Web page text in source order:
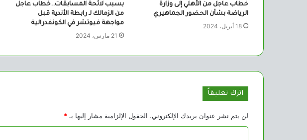
خطاب عاجل من الأهلي إلى وزارة
الرياضة بشأن الحضور الجماهيري
18 أبريل، 2024
بسبب لائحة المسابقات..خطاب عاجل
من الزمالك لـ رابطة الأندية قبل
مواجهة فيوتشر في الكونفدرالية
21 مارس، 2024
اترك تعليقاً
لن يتم نشر عنوان بريدك الإلكتروني. الحقول الإلزامية مشار إليها بـ *